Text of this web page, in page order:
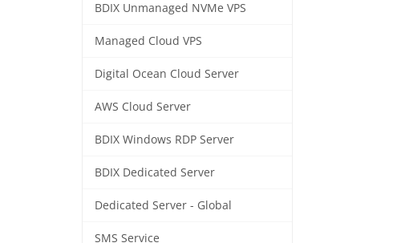
BDIX Unmanaged NVMe VPS
Managed Cloud VPS
Digital Ocean Cloud Server
AWS Cloud Server
BDIX Windows RDP Server
BDIX Dedicated Server
Dedicated Server - Global
SMS Service